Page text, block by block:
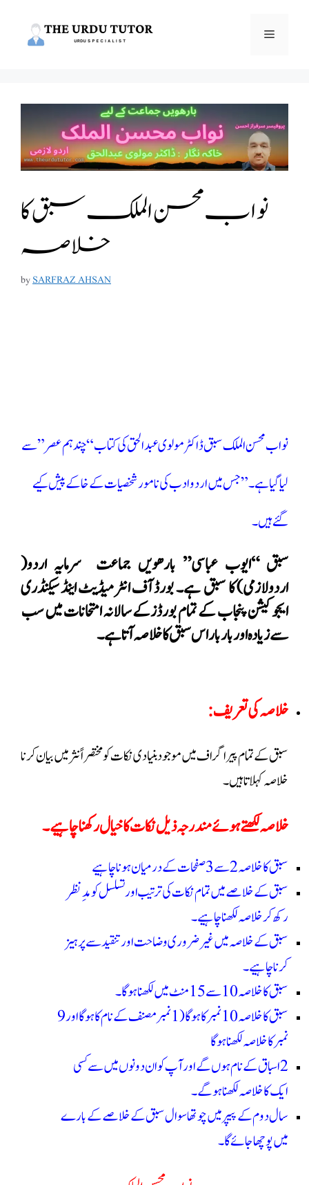
Menu
نواب محسن الملک سبق کا
خلاصہ
bySARFRAZ AHSAN
نواب محسن الملک سبق ڈاکٹر مولوی عبدالحق کی کتاب “چند ہم عصر ” سے
لیا گیا ہے۔”جس میں اردو ادب کی نامور شخصیات کے خاکے پیش کیے
گئے ہیں ۔
سبق “ایوب عباسی” بارھویں جماعت سرمایہ اردو(
اردولازمی) کا سبق ہے۔ بورڈ آف انٹرمیڈیٹ اینڈ سیکنڈری
ایجوکیشن پنجاب کے تمام بورڈزکے سالانہ امتحانات میں سب
سے زیادہ اور بار بار اس سبق کا خلاصہ آتا ہے۔
خلاصہ کی تعریف:
سبق کے تمام پیراگراف میں موجود بنیادی نکات کو مختصراً نثر میں بیان کرنا
خلاصہ کہلاتا ہیں۔
خلاصہ لکھتے ہوئے مندرجہ ذیل نکات کا خیال رکھنا چاہیے۔
سبق کا خلاصہ 2 سے 3 صفحات کے درمیان ہونا چاہیے
سبق کے خلاصے میں تمام نکات کی ترتیب اور تسلسل کو مدِ نظر
رکھ کر خلاصہ لکھنا چاہیے۔
سبق کے خلاصہ میں غیر ضروری وضاحت اور تنقید سے پرہیز
کرنا چاہیے۔
سبق کاخلاصہ 10 سے15 منٹ میں لکھنا ہوگا ۔
سبق کا خلاصہ 10نمبر کاہو گا( 1 نمبر مصنف کے نام کا ہوگا اور 9
نمبر کا خلاصہ لکھنا ہو گا
2 اسباق کے نام ہوں گے اور آپ کو ان دونوں میں سے کسی
ایک کا خلاصہ لکھنا ہو گے۔
سال دوم کے پیپر میں چوتھا سوال سبق کے خلاصےکے بارے
میں پوچھا جائے گا۔